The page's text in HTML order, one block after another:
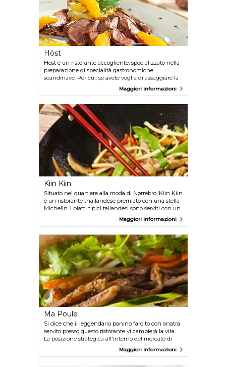
Höst
Höst è un ristorante accogliente, specializzato nella
preparazione di specialità gastronomiche
scandinave. Per cui, se avete voglia di assaggiare la
cucina nordica, non cercate altrove! I menu fissi
sono altamente consigliati e di solito prevedono
irresistibile di ogni piatto vi farà dimenticare le
porzioni leggermente modeste.
Maggiori informazioni
Kiin Kiin
Situato nel quartiere alla moda di Nørrebro, Kiin Kiin
è un ristorante thailandese premiato con una stella
Michelin. I piatti tipici tailandesi sono serviti con un
tocco di originalità e sono sempre presenti nel
menu giornaliero. Le sedie in vimini vi ricorderanno
dimenticate di accompagnare ogni specialità con
del buon vino accuratamente scelto.
Maggiori informazioni
Ma Poule
Si dice che il leggendario panino farcito con anatra
servito presso questo ristorante vi cambierà la vita.
La posizione strategica all'interno del mercato di
Torvehallerne vi darà la possibilità di dare
un'occhiata ai vari articoli di gastronomia in vendita
Maggiori informazioni